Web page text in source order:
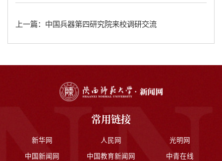
上一篇：中国兵器第四研究院来校调研交流
常用链接
新华网 人民网 光明网
中国新闻网 中国教育新闻网 中青在线